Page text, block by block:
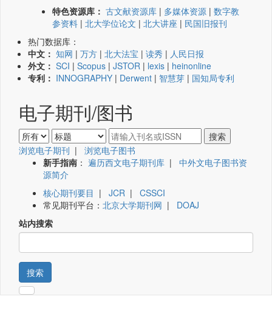
特色资源库： 古文献资源库 | 多媒体资源 | 数字教
参资料 | 北大学位论文 | 北大讲座 | 民国旧报刊
热门数据库：
中文： 知网 | 万方 | 北大法宝 | 读秀 | 人民日报
外文： SCI | Scopus | JSTOR | lexis | heinonline
专利： INNOGRAPHY | Derwent | 智慧芽 | 国知局专利
电子期刊/图书
浏览电子期刊 | 浏览电子图书
新手指南 ： 遍历西文电子期刊库 | 中外文电子图书资
源简介
核心期刊要目 | JCR | CSSCI
常见期刊平台： 北京大学期刊网 | DOAJ
站内搜索
搜索